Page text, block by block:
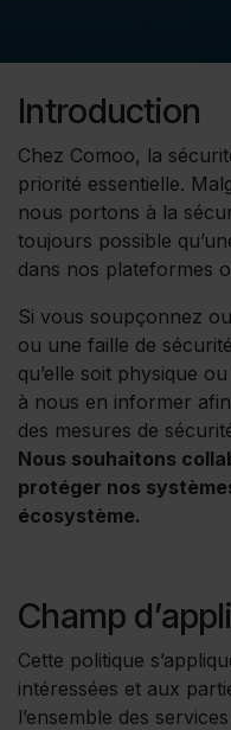
Introduction
Chez Comoo, la
priorité essentielle.
nous portons à la
toujours possible
dans nos plateformes
Si vous soupçonnez
ou une faille de
qu’elle soit physique
à nous en informer
des mesures de
Nous souhaitons
protéger nos
écosystème.
Champ
Cette politique
intéressées et aux
l’ensemble des